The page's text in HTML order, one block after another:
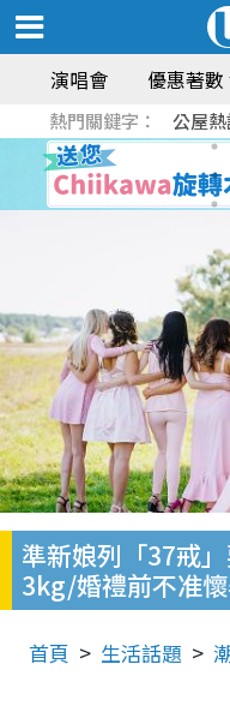
演唱會 優惠著數
熱門關鍵字： 公屋
準新娘列「37戒
3kg/婚禮前不准
首頁 生活話題